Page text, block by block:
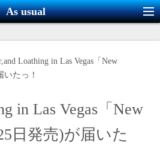
As usual
Loathing in Las Vegas「New
いたっ！
in Las Vegas「New
日発売)が届いた